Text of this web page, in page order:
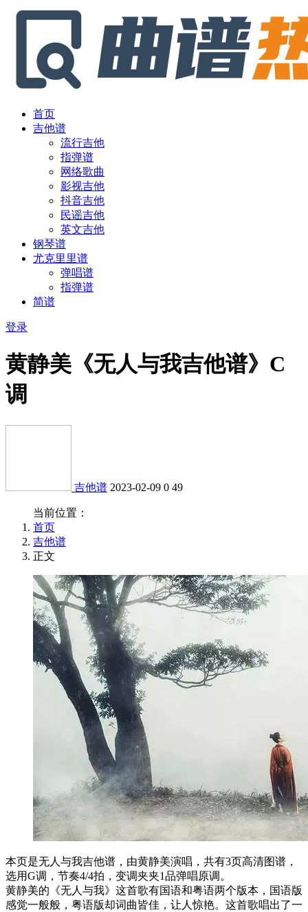
首页
吉他谱
流行吉他
指弹谱
网络歌曲
影视吉他
抖音吉他
民谣吉他
英文吉他
钢琴谱
尤克里里谱
弹唱谱
指弹谱
简谱
登录
黄静美《无人与我吉他谱》C
调
吉他谱 2023-02-09 0 49
当前位置：
首页
吉他谱
正文
本页是无人与我吉他谱，由黄静美演唱，共有3页高清图谱，
选用G调，节奏4/4拍，变调夹夹1品弹唱原调。
黄静美的《无人与我》这首歌有国语和粤语两个版本，国语版
感觉一般般，粤语版却词曲皆佳，让人惊艳。这首歌唱出了一